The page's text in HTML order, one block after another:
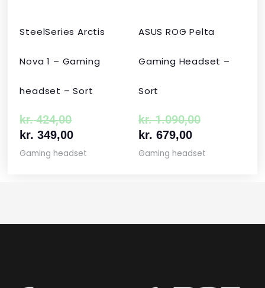
SteelSeries Arctis
Nova 1 – Gaming
headset – Sort
kr.424,00
kr. 349,00
Gaming headset
ASUS ROG Pelta
Gaming Headset –
Sort
kr.1.090,00
kr. 679,00
Gaming headset